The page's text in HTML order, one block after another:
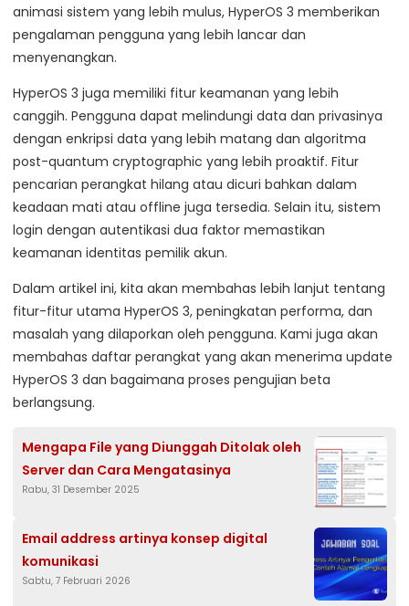
animasi sistem yang lebih mulus, HyperOS 3 memberikan
pengalaman pengguna yang lebih lancar dan
menyenangkan.
HyperOS 3 juga memiliki fitur keamanan yang lebih
canggih. Pengguna dapat melindungi data dan privasinya
dengan enkripsi data yang lebih matang dan algoritma
post-quantum cryptographic yang lebih proaktif. Fitur
pencarian perangkat hilang atau dicuri bahkan dalam
keadaan mati atau offline juga tersedia. Selain itu, sistem
login dengan autentikasi dua faktor memastikan
keamanan identitas pemilik akun.
Dalam artikel ini, kita akan membahas lebih lanjut tentang
fitur-fitur utama HyperOS 3, peningkatan performa, dan
masalah yang dilaporkan oleh pengguna. Kami juga akan
membahas daftar perangkat yang akan menerima update
HyperOS 3 dan bagaimana proses pengujian beta
berlangsung.
Mengapa File yang Diunggah Ditolak oleh
Server dan Cara Mengatasinya
Rabu, 31 Desember 2025
Email address artinya konsep digital
komunikasi
Sabtu, 7 Februari 2026